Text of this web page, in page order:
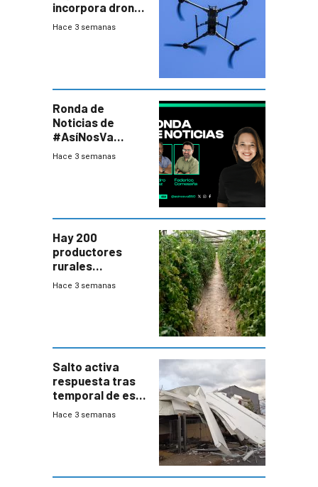
incorpora drones
y abre un nuevo
Hace 3 semanas
Ronda de
Noticias de
#AsíNosVa
(20/7/26)
Hace 3 semanas
Hay 200
productores
rurales
afectados tras
Hace 3 semanas
Salto activa
respuesta tras
temporal de este
sábado con
Hace 3 semanas